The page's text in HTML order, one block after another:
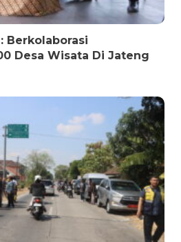
Berkolaborasi
Desa Wisata Di Jateng